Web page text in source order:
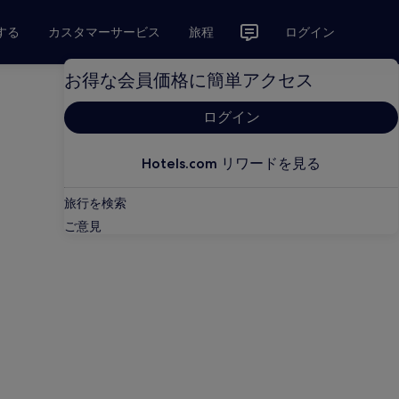
る カスタマーサービス 旅程 ログイン
お得な会員価格に簡単アクセス
ログイン
Hotels.com リワードを見る
旅行を検索
ご意見